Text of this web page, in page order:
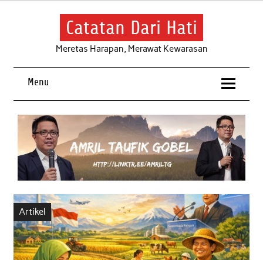
Skip
Catatan Dari Hati
Meretas Harapan, Merawat Kewarasan
Menu
Artikel